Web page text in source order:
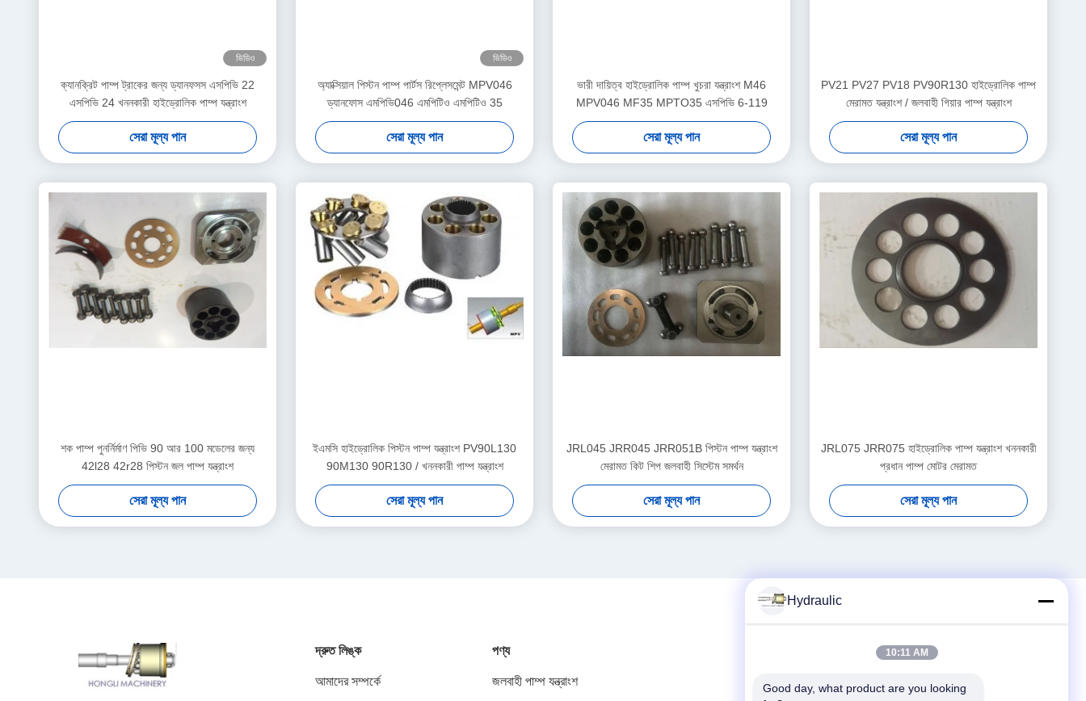
ভিডিও
ক্যানক্রিট পাম্প ট্রাকের জন্য ড্যানফসস এসপিভি 22
এসপিভি 24 খননকারী হাইড্রোলিক পাম্প যন্ত্রাংশ
সেরা মূল্য পান
ভিডিও
অ্যাক্সিয়াল পিস্টন পাম্প পার্টস রিপ্লেসমেন্ট MPV046
ড্যানফোস এমপিভি046 এমপিটিও এমপিটিও 35
সেরা মূল্য পান
ভারী দায়িত্ব হাইড্রোলিক পাম্প খুচরা যন্ত্রাংশ M46
MPV046 MF35 MPTO35 এসপিভি 6-119
সেরা মূল্য পান
PV21 PV27 PV18 PV90R130 হাইড্রোলিক পাম্প
মেরামত যন্ত্রাংশ / জলবাহী গিয়ার পাম্প যন্ত্রাংশ
সেরা মূল্য পান
শক পাম্প পুনর্নির্মাণ পিভি 90 আর 100 মডেলের জন্য
42l28 42r28 পিস্টন জল পাম্প যন্ত্রাংশ
সেরা মূল্য পান
ইএমসি হাইড্রোলিক পিস্টন পাম্প যন্ত্রাংশ PV90L130
90M130 90R130 / খননকারী পাম্প যন্ত্রাংশ
সেরা মূল্য পান
JRL045 JRR045 JRR051B পিস্টন পাম্প যন্ত্রাংশ
মেরামত কিট শিপ জলবাহী সিস্টেম সমর্থন
সেরা মূল্য পান
JRL075 JRR075 হাইড্রোলিক পাম্প যন্ত্রাংশ খননকারী
প্রধান পাম্প মোটর মেরামত
সেরা মূল্য পান
দ্রুত লিঙ্ক
আমাদের সম্পর্কে
পণ্য
জলবাহী পাম্প যন্ত্রাংশ টেলিফোন:
Hydraulic
10:11 AM
Good day, what product are you looking